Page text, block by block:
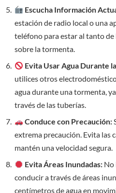
Escucha Información
estación de radio local o una
teléfono para estar al tanto
sobre la tormenta.
Evita Usar Agua Durante
utilices otros
agua durante una tormenta,
través de las tuberías.
Conduce con Precaución:
extrema precaución. Evita las
mantén una velocidad segura.
Evita Áreas Inundadas: No
conducir a través de áreas
centímetros de agua en